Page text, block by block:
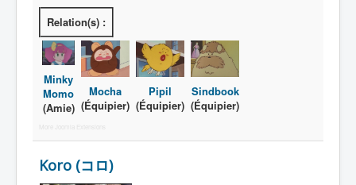
Lieu
Épisode
Référence
Fanservice
Protagoniste
Relation(s) :
Minky
Momo
(Amie)
Mocha
(Équipier)
Pipil
(Équipier)
Sindbook
(Équipier)
More Joomla Extensions
Koro (コロ)